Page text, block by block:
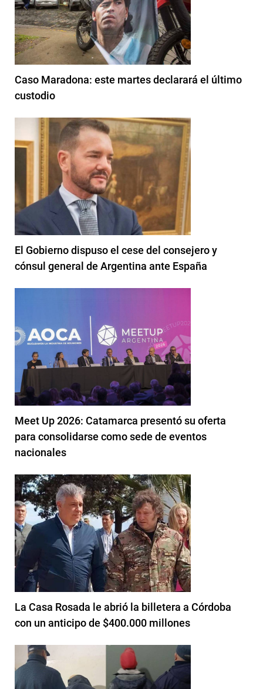
Caso Maradona: este martes declarará el último
custodio
El Gobierno dispuso el cese del consejero y
cónsul general de Argentina ante España
Meet Up 2026: Catamarca presentó su oferta
para consolidarse como sede de eventos
nacionales
La Casa Rosada le abrió la billetera a Córdoba
con un anticipo de $400.000 millones